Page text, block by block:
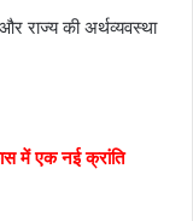
राज्य की अर्थव्यवस्था
में एक नई क्रांति